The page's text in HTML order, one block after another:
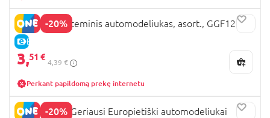
-20%
E-KAINA
MATCHBOX teminis automodeliukas, asort., GGF12
3,51 €
4,39 €
Perkant papildomą prekę internetu
-20%
MATCHBOX Geriausi Europietiški automodeliukai